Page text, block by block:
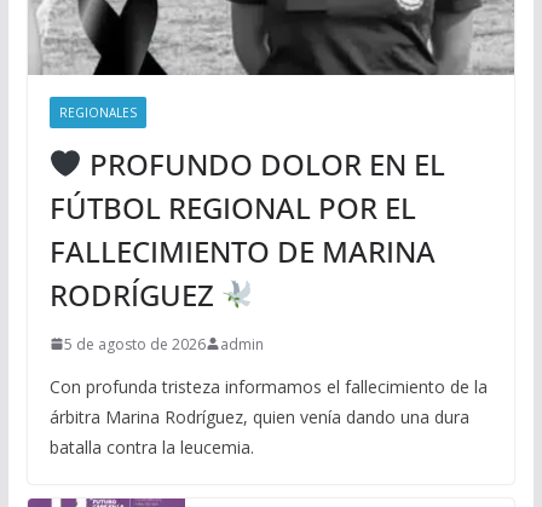
REGIONALES
PROFUNDO DOLOR EN EL
FÚTBOL REGIONAL POR EL
FALLECIMIENTO DE MARINA
RODRÍGUEZ
5 de agosto de 2026 admin
Con profunda tristeza informamos el fallecimiento de la
árbitra Marina Rodríguez, quien venía dando una dura
batalla contra la leucemia.